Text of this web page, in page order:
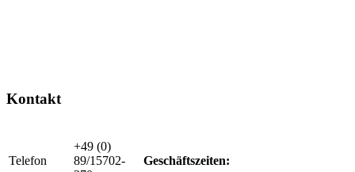
Kontakt
Telefon
+49 (0)
89/15702-
Geschäftszeiten: